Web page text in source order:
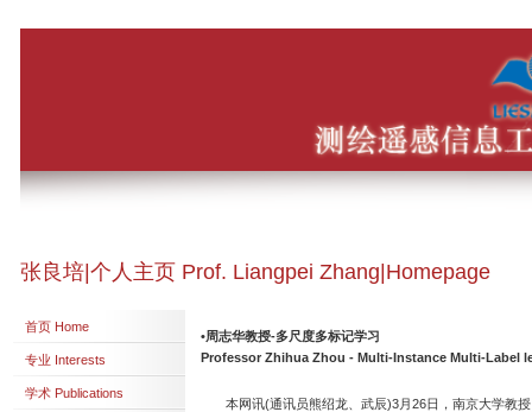
张良培|个人主页 Prof. Liangpei Zhang|Homepage
首页 Home
专业 Interests
学术 Publications
•周志华教授-多尺度多标记学习
Professor Zhihua Zhou - Multi-Instance Multi-Label
本网讯(通讯员熊绍龙、武辰)3月26日，南京大学教授